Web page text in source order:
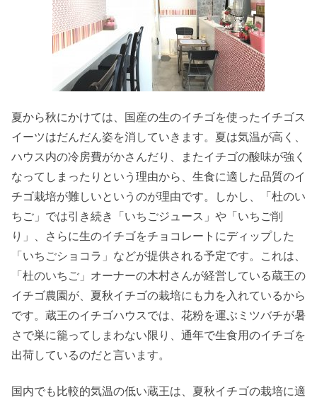
夏から秋にかけては、国産の生のイチゴを使ったイチゴス
イーツはだんだん姿を消していきます。夏は気温が高く、
ハウス内の冷房費がかさんだり、またイチゴの酸味が強く
なってしまったりという理由から、生食に適した品質のイ
チゴ栽培が難しいというのが理由です。しかし、「杜のい
ちご」では引き続き「いちごジュース」や「いちご削
り」、さらに生のイチゴをチョコレートにディップした
「いちごショコラ」などが提供される予定です。これは、
「杜のいちご」オーナーの木村さんが経営している蔵王の
イチゴ農園が、夏秋イチゴの栽培にも力を入れているから
です。蔵王のイチゴハウスでは、花粉を運ぶミツバチが暑
さで巣に籠ってしまわない限り、通年で生食用のイチゴを
出荷しているのだと言います。
国内でも比較的気温の低い蔵王は、夏秋イチゴの栽培に適